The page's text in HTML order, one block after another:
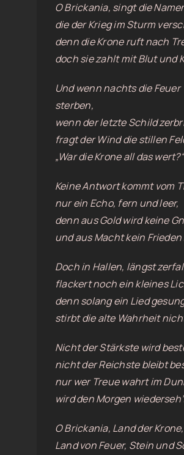
O Brickania, singt die
die der Krieg im Sturm
denn die Krone ruft nach
doch sie zahlt mit Blut und
Und wenn nachts die Feuer
sterben,
wenn der letzte Schild
fragt der Wind die stillen
„War die Krone all das wert?“
Keine Antwort kommt vom
nur ein Echo, fern und leer,
denn aus Gold wird keine
und aus Macht kein Frieden
Doch in Hallen, längst
flackert noch ein kleines
denn solang ein Lied
stirbt die alte Wahrheit
Nicht der Stärkste wird
nicht der Reichste bleibt
nur wer Treue wahrt im
wird den Morgen
O Brickania, Land der Krone,
Land von Feuer, Stein und